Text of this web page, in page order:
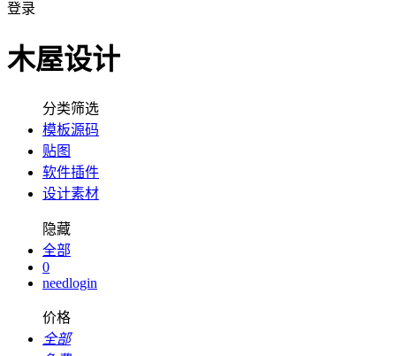
登录
木屋设计
分类筛选
模板源码
贴图
软件插件
设计素材
隐藏
全部
0
needlogin
价格
全部